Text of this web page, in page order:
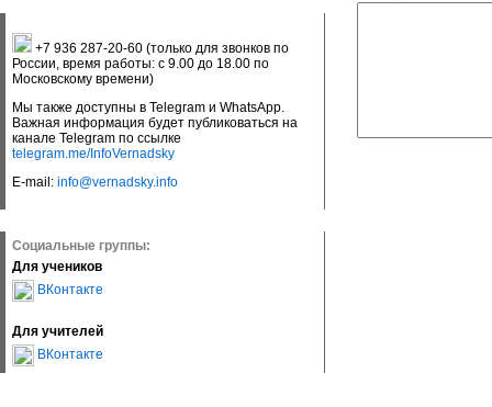
+7 936 287-20-60 (только для звонков по
России, время работы: с 9.00 до 18.00 по
Московскому времени)
Мы также доступны в Telegram и WhatsApp.
Важная информация будет публиковаться на
канале Telegram по ссылке
telegram.me/InfoVernadsky
E-mail: info@vernadsky.info
Социальные группы:
Для учеников
ВКонтакте
Для учителей
ВКонтакте